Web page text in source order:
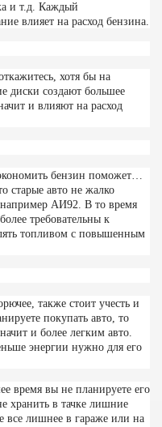
и т.д. Каждый
влияет на расход бензина.
хотя бы на
диски создают большее
и влияют на расход
бензин поможет…
старые авто не жалко
АИ92. В то время
требовательны к
топливом с повышенным
также стоит учесть и
покупать авто, то
и более легким авто.
энергии нужно для его
время вы не планируете его
хранить в тачке лишние
все лишнее в гараже или на